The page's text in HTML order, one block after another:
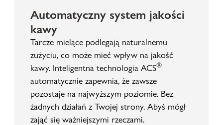
Automatyczny system jakości
kawy
Tarcze mielące podlegają naturalnemu
zużyciu, co może mieć wpływ na jakość
kawy. Inteligentna technologia ACS®
automatycznie zapewnia, że zawsze
pozostaje na najwyższym poziomie. Bez
żadnych działań z Twojej strony. Abyś mógł
zająć się ważniejszymi rzeczami.